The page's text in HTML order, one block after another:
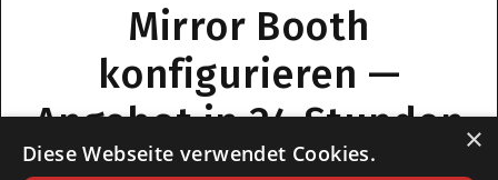
Mirror Booth
konfigurieren —
Angebot in 24 Stunden×
Diese Webseite verwendet Cookies.